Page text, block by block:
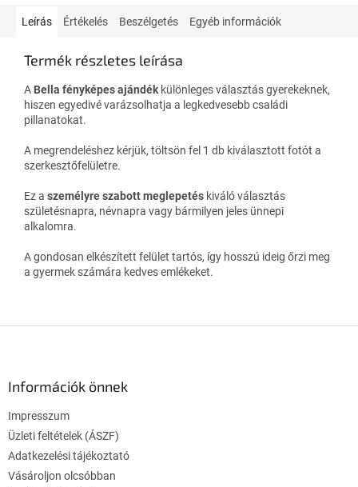
Leírás Értékelés Beszélgetés Egyéb információk
Termék részletes leírása
A Bella fényképes ajándék különleges választás gyerekeknek,
hiszen egyedivé varázsolhatja a legkedvesebb családi
pillanatokat.
A megrendeléshez kérjük, töltsön fel 1 db kiválasztott fotót a
szerkesztőfelületre.
Ez a személyre szabott meglepetés kiváló választás
születésnapra, névnapra vagy bármilyen jeles ünnepi
alkalomra.
A gondosan elkészített felület tartós, így hosszú ideig őrzi meg
a gyermek számára kedves emlékeket.
Információk önnek
Impresszum
Üzleti feltételek (ÁSZF)
Adatkezelési tájékoztató
Vásároljon olcsóbban